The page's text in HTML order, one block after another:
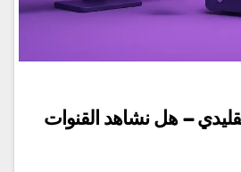
– هل نشاهد القنوات